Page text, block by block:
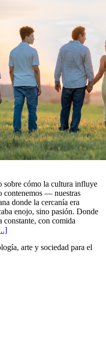
sobre cómo la cultura influye
contenemos — nuestras
donde la cercanía era
enojo, sino pasión. Donde
constante, con comida